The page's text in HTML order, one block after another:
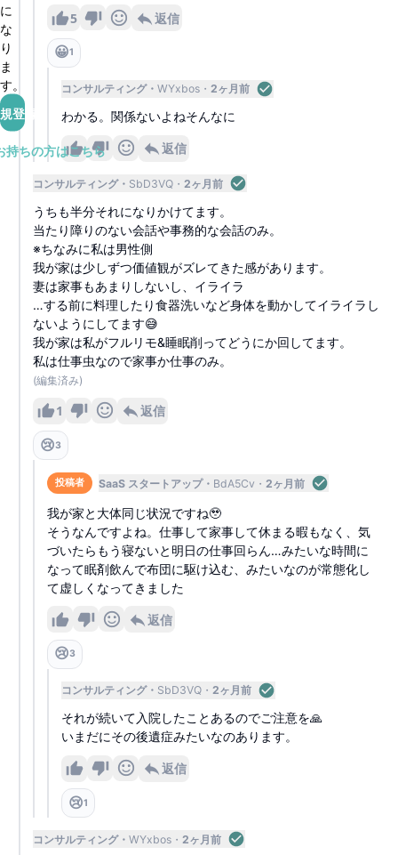
に
な
り
ま
す。
登録
持ちの方はこちら
5 返信
😀1
コンサルティング WYxbos 2ヶ月前
わかる。関係ないよねそんなに
返信
コンサルティング SbD3VQ 2ヶ月前
うちも半分それになりかけてます。
当たり障りのない会話や事務的な会話のみ。
※ちなみに私は男性側
我が家は少しずつ価値観がズレてきた感があります。
妻は家事もあまりしないし、イライラ
…する前に料理したり食器洗いなど身体を動かしてイライラし
ないようにしてます😅
我が家は私がフルリモ&睡眠削ってどうにか回してます。
私は仕事虫なので家事か仕事のみ。
(編集済み)
1 返信
😢3
投稿者 SaaS スタートアップ BdA5Cv 2ヶ月前
我が家と大体同じ状況ですね🥹
そうなんですよね。仕事して家事して休まる暇もなく、気
づいたらもう寝ないと明日の仕事回らん…みたいな時間に
なって眠剤飲んで布団に駆け込む、みたいなのが常態化し
て虚しくなってきました
返信
😢3
コンサルティング SbD3VQ 2ヶ月前
それが続いて入院したことあるのでご注意を🙏
いまだにその後遺症みたいなのあります。
返信
😢1
コンサルティング WYxbos 2ヶ月前